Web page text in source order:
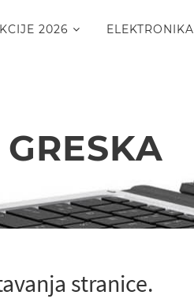
2026 ELEKTRONIKA
GRESKA
stranice.